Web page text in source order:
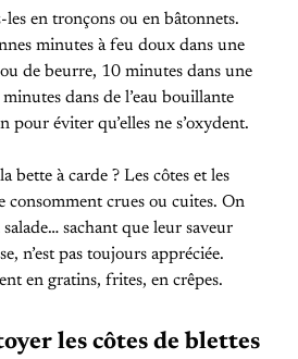
les en tronçons ou en bâtonnets.
minutes à feu doux dans une
de beurre, 10 minutes dans une
dans de l’eau bouillante
pour éviter qu’elles ne s’oxydent.
bette à carde ? Les côtes et les
consomment crues ou cuites. On
sachant que leur saveur
n’est pas toujours appréciée.
en gratins, frites, en crêpes.
les côtes de blettes